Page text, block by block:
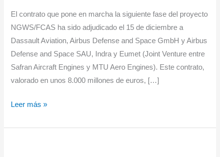
El contrato que pone en marcha la siguiente fase del proyecto
NGWS/FCAS ha sido adjudicado el 15 de diciembre a
Dassault Aviation, Airbus Defense and Space GmbH y Airbus
Defense and Space SAU, Indra y Eumet (Joint Venture entre
Safran Aircraft Engines y MTU Aero Engines). Este contrato,
valorado en unos 8.000 millones de euros, […]
Adjudicación
contrato
Leer más »